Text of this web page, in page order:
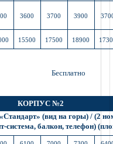
3600 3700 3900
15500 17500 18900
Бесплатно
КОРПУС №2
(вид на горы) / (2
система, балкон, телефон)